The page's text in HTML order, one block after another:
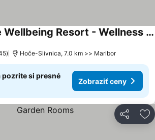
Pohorje Village Wellbeing Resort - Wellness & Spa Hotel Bolfenk
Hoče-Slivnica, 7.0 km >> Maribor
pozrite si presné
Zobraziť ceny
Zdieľať